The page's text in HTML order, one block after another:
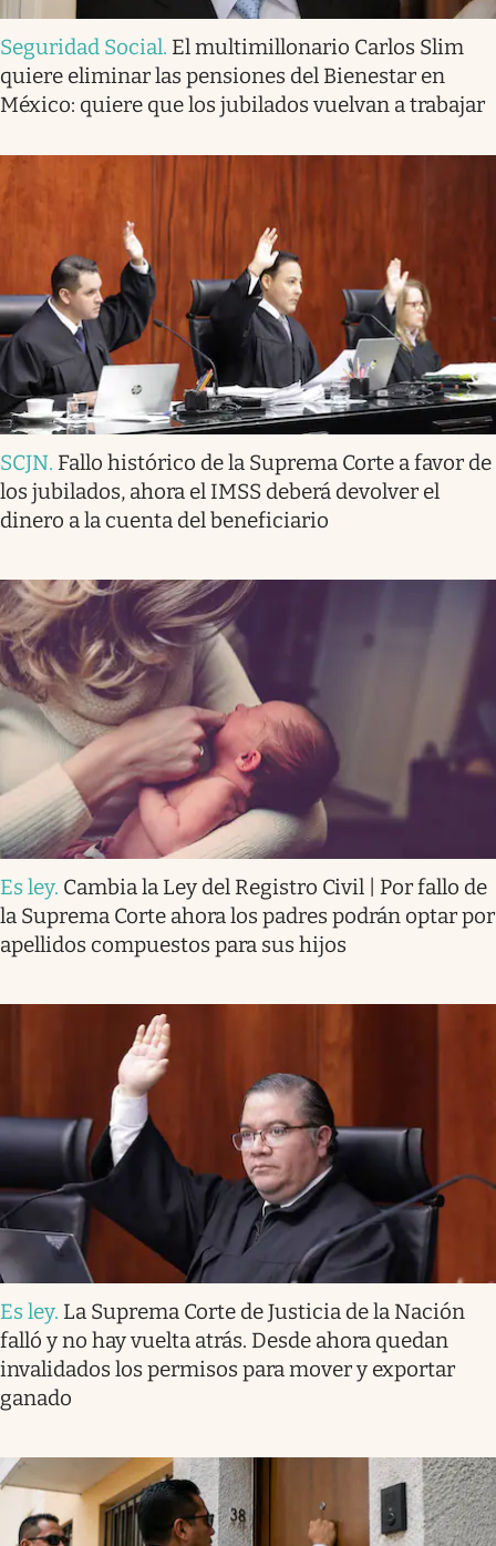
Seguridad Social. El multimillonario Carlos Slim
quiere eliminar las pensiones del Bienestar en
México: quiere que los jubilados vuelvan a trabajar
SCJN. Fallo histórico de la Suprema Corte a favor de
los jubilados, ahora el IMSS deberá devolver el
dinero a la cuenta del beneficiario
Es ley. Cambia la Ley del Registro Civil | Por fallo de
la Suprema Corte ahora los padres podrán optar por
apellidos compuestos para sus hijos
Es ley. La Suprema Corte de Justicia de la Nación
falló y no hay vuelta atrás. Desde ahora quedan
invalidados los permisos para mover y exportar
ganado